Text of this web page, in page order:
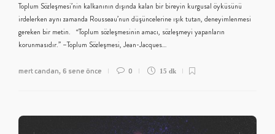
Toplum Sözleşmesi’nin kalkanının dışında kalan bir bireyin kurgusal öyküsünü
irdelerken aynı zamanda Rousseau’nun düşüncelerine ışık tutan, deneyimlenmesi
gereken bir metin. “Toplum sözleşmesinin amacı, sözleşmeyi yapanların
korunmasıdır.” –Toplum Sözleşmesi, Jean-Jacques…
mert candan, 6 sene önce 0 15 dk